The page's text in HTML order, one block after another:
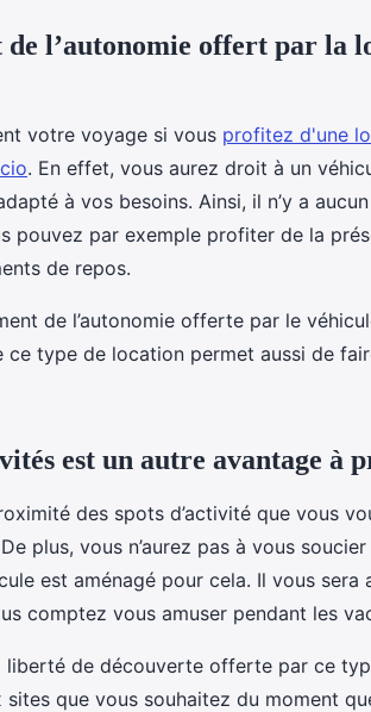
l’autonomie offert par la
votre voyage si vous profitez d'une
. En effet, vous aurez droit à un
à vos besoins. Ainsi, il n’y a
pouvez par exemple profiter de la
de repos.
de l’autonomie offerte par le
ce type de location permet aussi de
est un autre avantage à
des spots d’activité que vous
plus, vous n’aurez pas à vous
est aménagé pour cela. Il vous sera
comptez vous amuser pendant les
liberté de découverte offerte par ce
sites que vous souhaitez du moment